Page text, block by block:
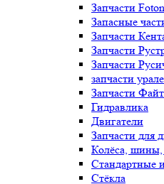
Запчасти
Запасные
Запчасти
Запчасти
Запчасти
запчасти
Запчасти
Гидравлика
Двигатели
Запчасти для
Колёса, шины,
Стандартные
Стёкла